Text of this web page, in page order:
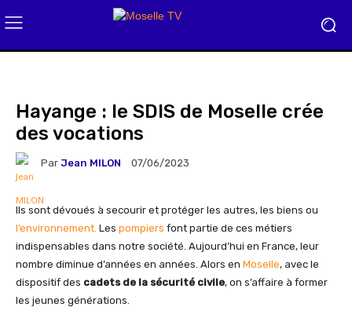
Hayange : le SDIS de Moselle crée
des vocations
Par Jean MILON 07/06/2023
Ils sont dévoués à secourir et protéger les autres, les biens ou
l’environnement. Les pompiers font partie de ces métiers
indispensables dans notre société. Aujourd’hui en France, leur
nombre diminue d’années en années. Alors en Moselle, avec le
dispositif des cadets de la sécurité civile, on s’affaire à former
les jeunes générations.